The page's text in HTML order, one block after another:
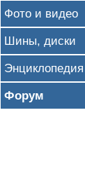
Фото и видео
Шины, диски
Энциклопедия
Форум